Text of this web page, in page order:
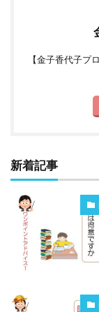
【金子香代子プ
新着記事